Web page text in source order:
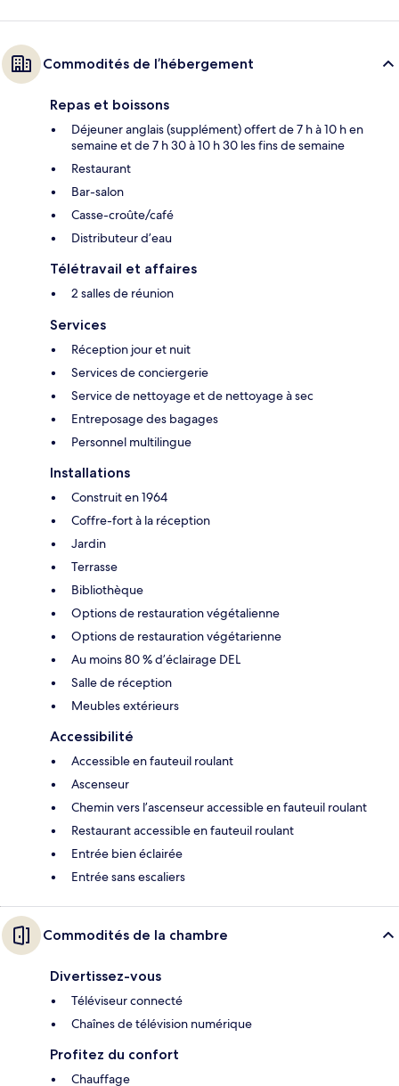
Commodités de l’hébergement
Repas et boissons
Déjeuner anglais (supplément) offert de 7 h à 10 h en
semaine et de 7 h 30 à 10 h 30 les fins de semaine
Restaurant
Bar-salon
Casse-croûte/café
Distributeur d’eau
Télétravail et affaires
2 salles de réunion
Services
Réception jour et nuit
Services de conciergerie
Service de nettoyage et de nettoyage à sec
Entreposage des bagages
Personnel multilingue
Installations
Construit en 1964
Coffre-fort à la réception
Jardin
Terrasse
Bibliothèque
Options de restauration végétalienne
Options de restauration végétarienne
Au moins 80 % d’éclairage DEL
Salle de réception
Meubles extérieurs
Accessibilité
Accessible en fauteuil roulant
Ascenseur
Chemin vers l’ascenseur accessible en fauteuil roulant
Restaurant accessible en fauteuil roulant
Entrée bien éclairée
Entrée sans escaliers
Commodités de la chambre
Divertissez-vous
Téléviseur connecté
Chaînes de télévision numérique
Profitez du confort
Chauffage